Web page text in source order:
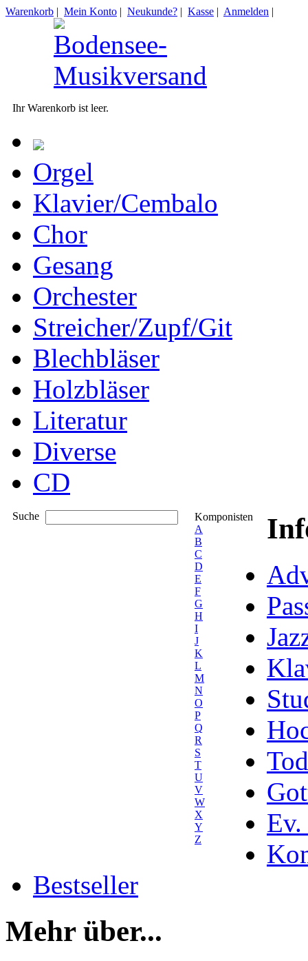
Warenkorb | Mein Konto | Neukunde? | Kasse | Anmelden |
Ihr Warenkorb ist leer.
Orgel
Klavier/Cembalo
Chor
Gesang
Orchester
Streicher/Zupf/Git
Blechbläser
Holzbläser
Literatur
Diverse
CD
Suche
Komponisten
A
B
C
D
E
F
G
H
I
J
K
L
M
N
O
P
Q
R
S
T
U
V
W
X
Y
Z
Ev.
Bestseller
Mehr über...